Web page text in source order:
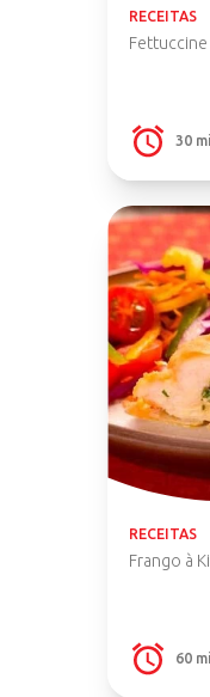
RECEITAS
30
RECEITAS
Frango à
60